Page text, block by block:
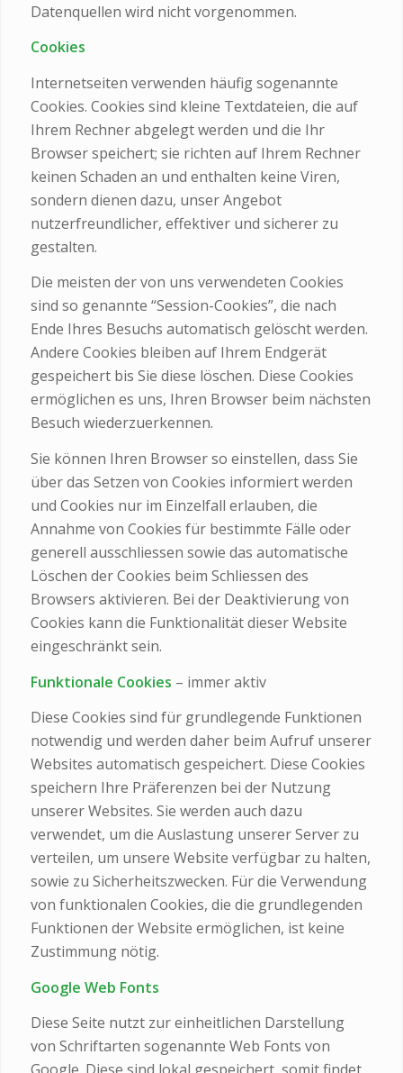
Datenquellen wird nicht vorgenommen.
Cookies
Internetseiten verwenden häufig sogenannte
Cookies. Cookies sind kleine Textdateien, die auf
Ihrem Rechner abgelegt werden und die Ihr
Browser speichert; sie richten auf Ihrem Rechner
keinen Schaden an und enthalten keine Viren,
sondern dienen dazu, unser Angebot
nutzerfreundlicher, effektiver und sicherer zu
gestalten.
Die meisten der von uns verwendeten Cookies
sind so genannte “Session-Cookies”, die nach
Ende Ihres Besuchs automatisch gelöscht werden.
Andere Cookies bleiben auf Ihrem Endgerät
gespeichert bis Sie diese löschen. Diese Cookies
ermöglichen es uns, Ihren Browser beim nächsten
Besuch wiederzuerkennen.
Sie können Ihren Browser so einstellen, dass Sie
über das Setzen von Cookies informiert werden
und Cookies nur im Einzelfall erlauben, die
Annahme von Cookies für bestimmte Fälle oder
generell ausschliessen sowie das automatische
Löschen der Cookies beim Schliessen des
Browsers aktivieren. Bei der Deaktivierung von
Cookies kann die Funktionalität dieser Website
eingeschränkt sein.
Funktionale Cookies – immer aktiv
Diese Cookies sind für grundlegende Funktionen
notwendig und werden daher beim Aufruf unserer
Websites automatisch gespeichert. Diese Cookies
speichern Ihre Präferenzen bei der Nutzung
unserer Websites. Sie werden auch dazu
verwendet, um die Auslastung unserer Server zu
verteilen, um unsere Website verfügbar zu halten,
sowie zu Sicherheitszwecken. Für die Verwendung
von funktionalen Cookies, die die grundlegenden
Funktionen der Website ermöglichen, ist keine
Zustimmung nötig.
Google Web Fonts
Diese Seite nutzt zur einheitlichen Darstellung
von Schriftarten sogenannte Web Fonts von